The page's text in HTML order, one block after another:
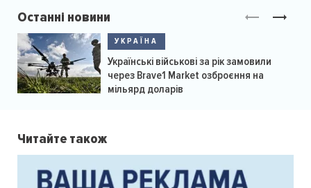
Останні новини
УКРАЇНА
Українські військові за рік замовили
через Brave1 Market озброєння на
мільярд доларів
Читайте також